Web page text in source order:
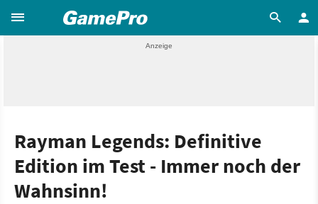
Rayman Legends: Definitive
Edition im Test - Immer noch der
Wahnsinn!